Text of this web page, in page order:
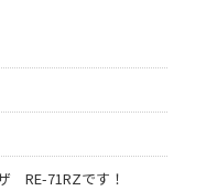
RE-71RZです！